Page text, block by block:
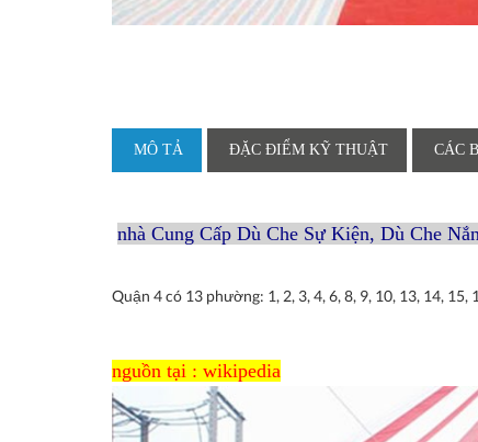
MÔ TẢ ĐẶC ĐIỂM KỸ THUẬT CÁC
nhà Cung Cấp Dù Che Sự Kiện, Dù Che
Quận 4 có 13 phường: 1, 2, 3, 4, 6, 8, 9, 10, 13, 14, 15,
nguồn tại : wikipedia